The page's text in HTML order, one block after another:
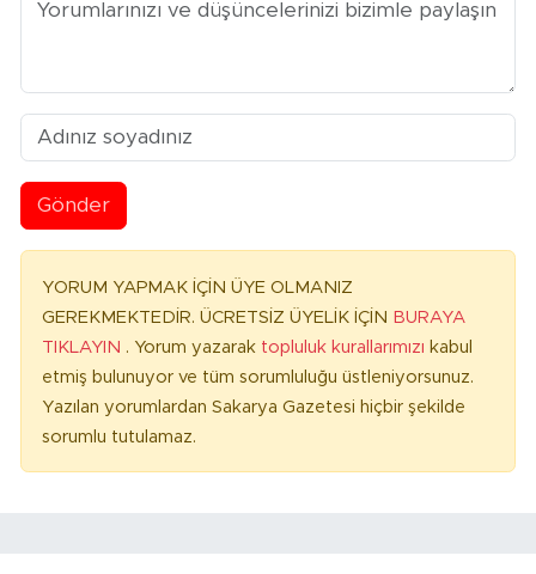
Gönder
YORUM YAPMAK İÇİN ÜYE OLMANIZ
GEREKMEKTEDİR. ÜCRETSİZ ÜYELİK İÇİN BURAYA
TIKLAYIN . Yorum yazarak topluluk kurallarımızı kabul
etmiş bulunuyor ve tüm sorumluluğu üstleniyorsunuz.
Yazılan yorumlardan Sakarya Gazetesi hiçbir şekilde
sorumlu tutulamaz.